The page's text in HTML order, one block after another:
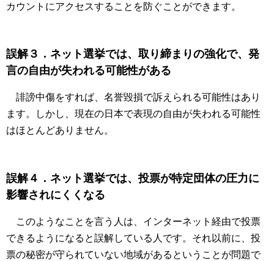
カウントにアクセスすることを防ぐことができます。
誤解３．ネット選挙では、取り締まりの強化で、発
言の自由が失われる可能性がある
誹謗中傷をすれば、名誉毀損で訴えられる可能性はあり
ます。しかし、現在の日本で表現の自由が失われる可能性
はほとんどありません。
誤解４．ネット選挙では、投票が特定団体の圧力に
影響されにくくなる
このようなことを言う人は、インターネット経由で投票
できるようになると誤解している人です。それ以前に、投
票の秘密が守られていない地域があるということが問題で